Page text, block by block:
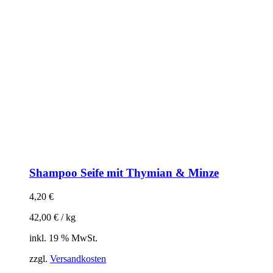
Shampoo Seife mit Thymian & Minze
4,20 €
42,00 € /kg
inkl. 19 % MwSt.
zzgl. Versandkosten